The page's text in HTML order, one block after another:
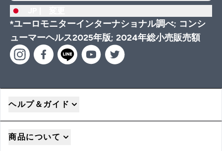
*ユーロモニターインターナショナル調べ; コンシ
ューマーヘルス2025年版; 2024年総小売販売額
ヘルプ＆ガイド
商品について